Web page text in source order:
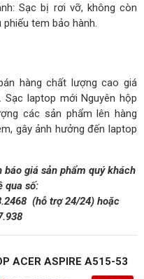
Sạc bị rơi vỡ, không còn
tem bảo hành.
hàng chất lượng cao giá
laptop mới Nguyên hộp
các sản phẩm lên hàng
gây ảnh hưởng đến laptop
giá sản phẩm quý khách
qua số:
(hỗ trợ 24/24)hoặc
ACER ASPIRE A515-53